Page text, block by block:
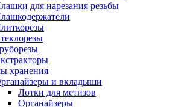
для нарезания резьбы
хранения
и вкладыши
Лотки для метизов
Органайзеры